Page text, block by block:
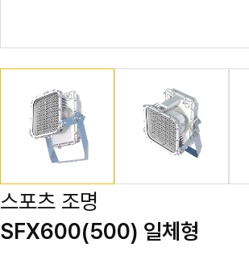
스포츠 조명
SFX600(500) 일체형